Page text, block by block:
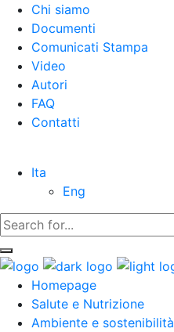
Chi siamo
Documenti
Comunicati Stampa
Video
Autori
FAQ
Contatti
Ita
Eng
Homepage
Salute e Nutrizione
Ambiente e sostenibilità